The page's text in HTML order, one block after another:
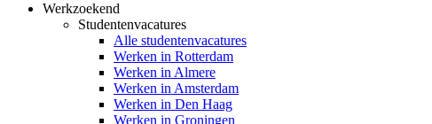
Werkzoekend
Studentenvacatures
Alle studentenvacatures
Werken in Rotterdam
Werken in Almere
Werken in Amsterdam
Werken in Den Haag
Werken in Groningen